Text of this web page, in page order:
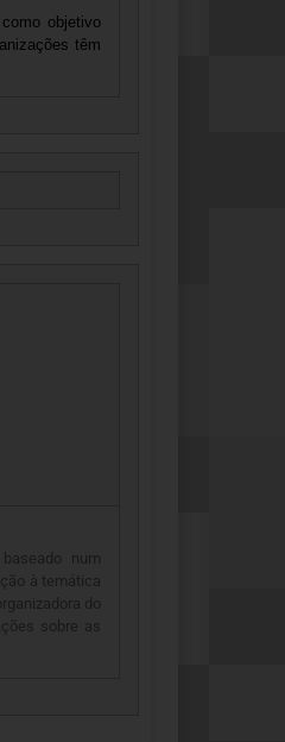
objetivo
têm
num
à temática
do
sobre as